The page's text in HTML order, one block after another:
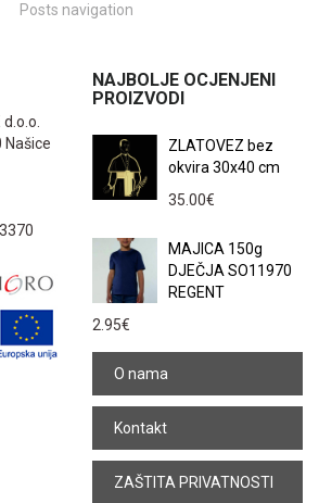
Posts navigation
Našice
NAJBOLJE OCJENJENI
PROIZVODI
ZLATOVEZ bez
okvira 30x40 cm
35.00€
MAJICA 150g
DJEČJA SO11970
REGENT
2.95€
O nama
Kontakt
ZAŠTITA PRIVATNOSTI